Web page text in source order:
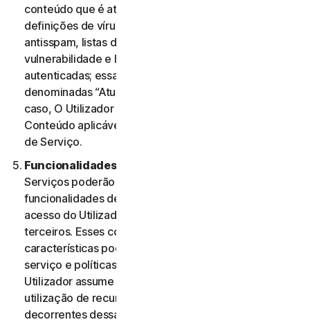
conteúdo que é atualizado periodicamente, como
definições de vírus, definições de spyware, regras
antisspam, listas de URL, regras de firewall, dados de
vulnerabilidade e listas atualizadas de páginas Web
autenticadas; essas atualizações são coletivamente
denominadas “Atualizações de Conteúdo” Nesse
caso, O Utilizador terá acesso às Atualizações de
Conteúdo aplicáveis aos Serviços durante o Período
de Serviço.
Funcionalidades ou Conteúdos de Terceiros.
Serviços poderão incluir características e
funcionalidades de terceiros ou poderão permitir o
acesso do Utilizador a conteúdos de Web sites de
terceiros. Esses conteúdos, funcionalidades ou
características poderão estar sujeitos a termos de
serviço e políticas de privacidade de terceiros. O
Utilizador assume a sua total responsabilidade pela
utilização de recursos de terceiros e quaisquer riscos
decorrentes dessa utilização.